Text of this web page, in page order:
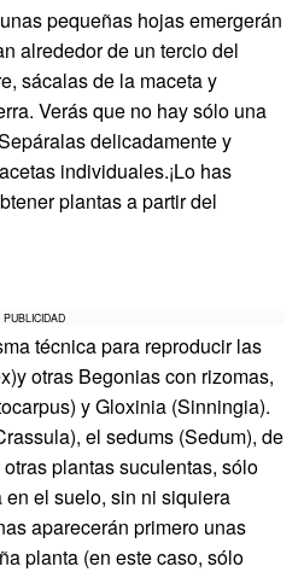
pequeñas hojas emergerán
alrededor de un tercio del
sácalas de la maceta y
Verás que no hay sólo una
delicadamente y
individuales.¡Lo has
plantas a partir del
PUBLICIDAD
técnica para reproducir las
otras Begonias con rizomas,
y Gloxinia (Sinningia).
el sedums (Sedum), de
plantas suculentas, sólo
el suelo, sin ni siquiera
aparecerán primero unas
planta (en este caso, sólo